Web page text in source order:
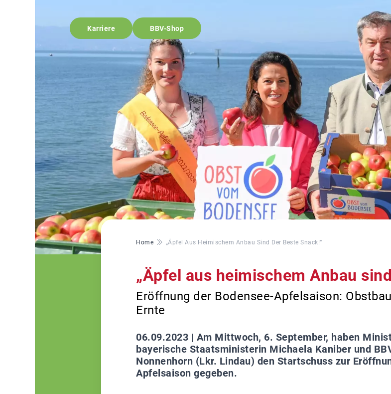
Karriere BBV-Shop
Pfadnavigation
Home „Äpfel Aus Heimischem Anbau Sind Der Beste Snack!“
„Äpfel aus heimischem Anbau
Eröffnung der Bodensee-Apfelsaison:
Ernte
06.09.2023 | Am Mittwoch, 6. September, haben
bayerische Staatsministerin Michaela Kaniber und
Nonnenhorn (Lkr. Lindau) den Startschuss zur
Apfelsaison gegeben.